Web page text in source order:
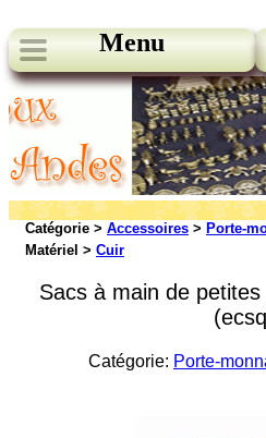
Menu
Catégorie > Accessoires > Porte-
Matériel > Cuir
Sacs à main de
Catégorie: Porte-